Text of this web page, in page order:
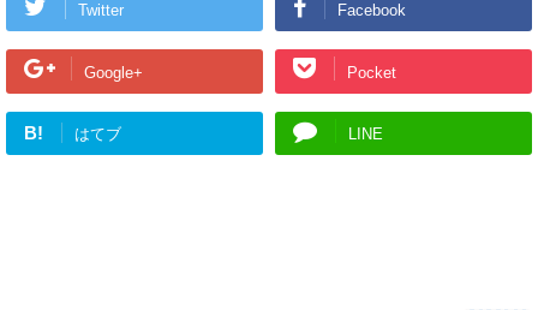
Twitter Facebook
Google+ Pocket
B! はてブ LINE